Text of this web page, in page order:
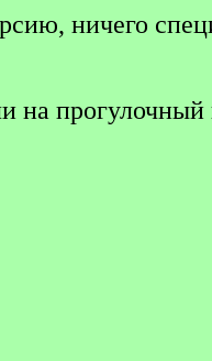
ничего
на прогулочный